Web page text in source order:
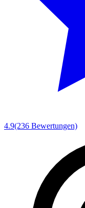
4.9(236 Bewertungen)